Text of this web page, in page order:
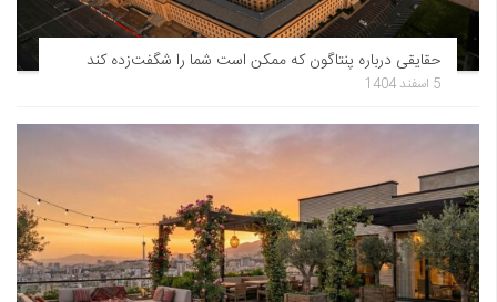
حقایقی درباره پنتاگون که ممکن است شما را شگفت‌زده کند
5 اسفند 1404